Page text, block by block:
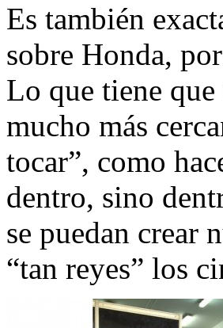
Es también
sobre Honda,
Lo que tiene
mucho más
tocar”, como
dentro, sino
se puedan crear
“tan reyes” los